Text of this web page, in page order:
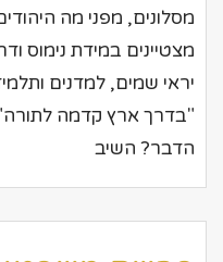
מסלונים, מפני מה
מצטיינים במידת נימוס
יראי שמים, למדנים
"בדרך ארץ קדמה
הדבר? השיב